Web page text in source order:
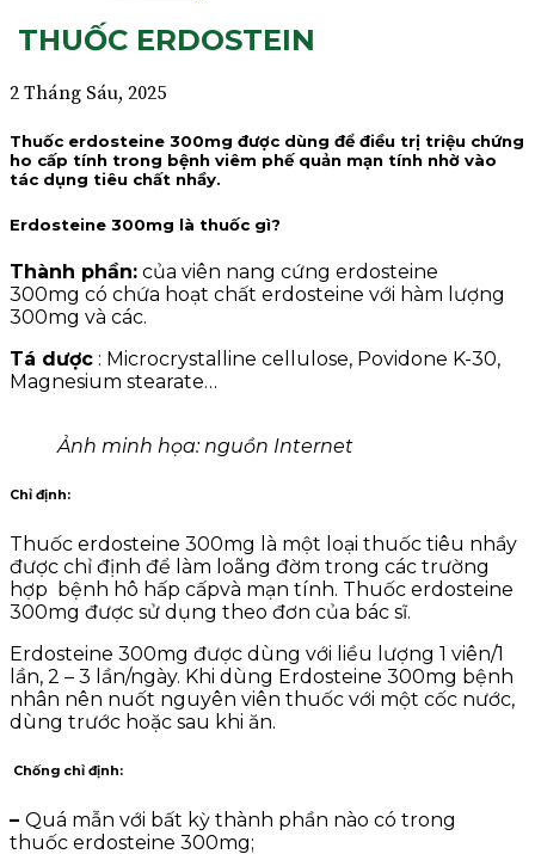
THUỐC ERDOSTEIN
2 Tháng Sáu, 2025
Thuốc erdosteine 300mg được dùng để điều trị triệu chứng
ho cấp tính trong bệnh viêm phế quản mạn tính nhờ vào
tác dụng tiêu chất nhầy.
Erdosteine 300mg là thuốc gì?
Thành phần: của viên nang cứng erdosteine
300mg có chứa hoạt chất erdosteine với hàm lượng
300mg và các.
Tá dược : Microcrystalline cellulose, Povidone K-30,
Magnesium stearate…
Ảnh minh họa: nguồn Internet
Chỉ định:
Thuốc erdosteine 300mg là một loại thuốc tiêu nhầy
được chỉ định để làm loãng đờm trong các trường
hợp bệnh hô hấp cấpvà mạn tính. Thuốc erdosteine
300mg được sử dụng theo đơn của bác sĩ.
Erdosteine 300mg được dùng với liều lượng 1 viên/1
lần, 2 – 3 lần/ngày. Khi dùng Erdosteine 300mg bệnh
nhân nên nuốt nguyên viên thuốc với một cốc nước,
dùng trước hoặc sau khi ăn.
Chống chỉ định:
– Quá mẫn với bất kỳ thành phần nào có trong
thuốc erdosteine 300mg;